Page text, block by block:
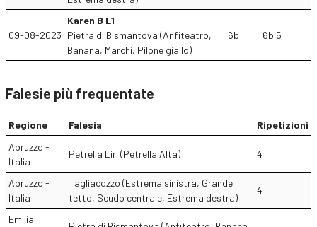
09-08-2023
Karen B L1
Pietra di Bismantova (Anfiteatro,
Banana, Marchi, Pilone giallo)
6b 6b.5
Falesie più frequentate
Regione Falesia
Ripetizioni
Abruzzo -
Italia
Petrella Liri (Petrella Alta) 4
Abruzzo -
Italia
Tagliacozzo (Estrema sinistra, Grande
tetto, Scudo centrale, Estrema destra)
4
Emilia